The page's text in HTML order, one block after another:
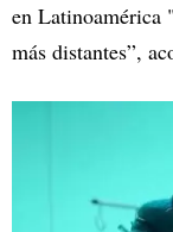
en Latinoamérica
más distantes”,